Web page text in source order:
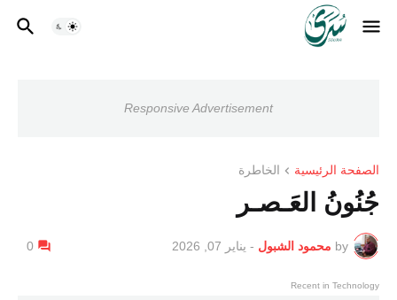
Responsive Advertisement
الصفحة الرئيسية الخاطرة
جُنُونُ العَـصـر
by محمود الشبول - يناير 07, 2026 0
Recent in Technology